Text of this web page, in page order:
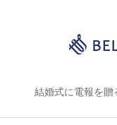
結婚式に電報を贈